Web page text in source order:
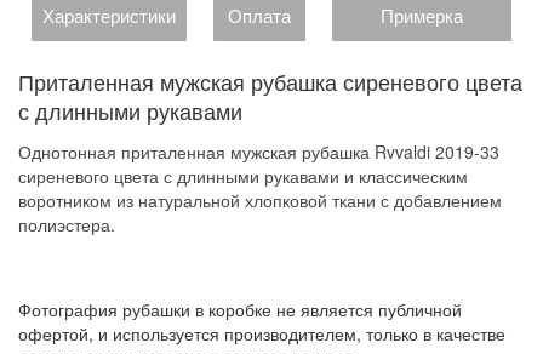
Характеристики Оплата Примерка
Приталенная мужская рубашка сиреневого цвета
с длинными рукавами
Однотонная приталенная мужская рубашка Rvvaldi 2019-33
сиреневого цвета с длинными рукавами и классическим
воротником из натуральной хлопковой ткани с добавлением
полиэстера.
Фотография рубашки в коробке не является публичной
офертой, и используется производителем, только в качестве